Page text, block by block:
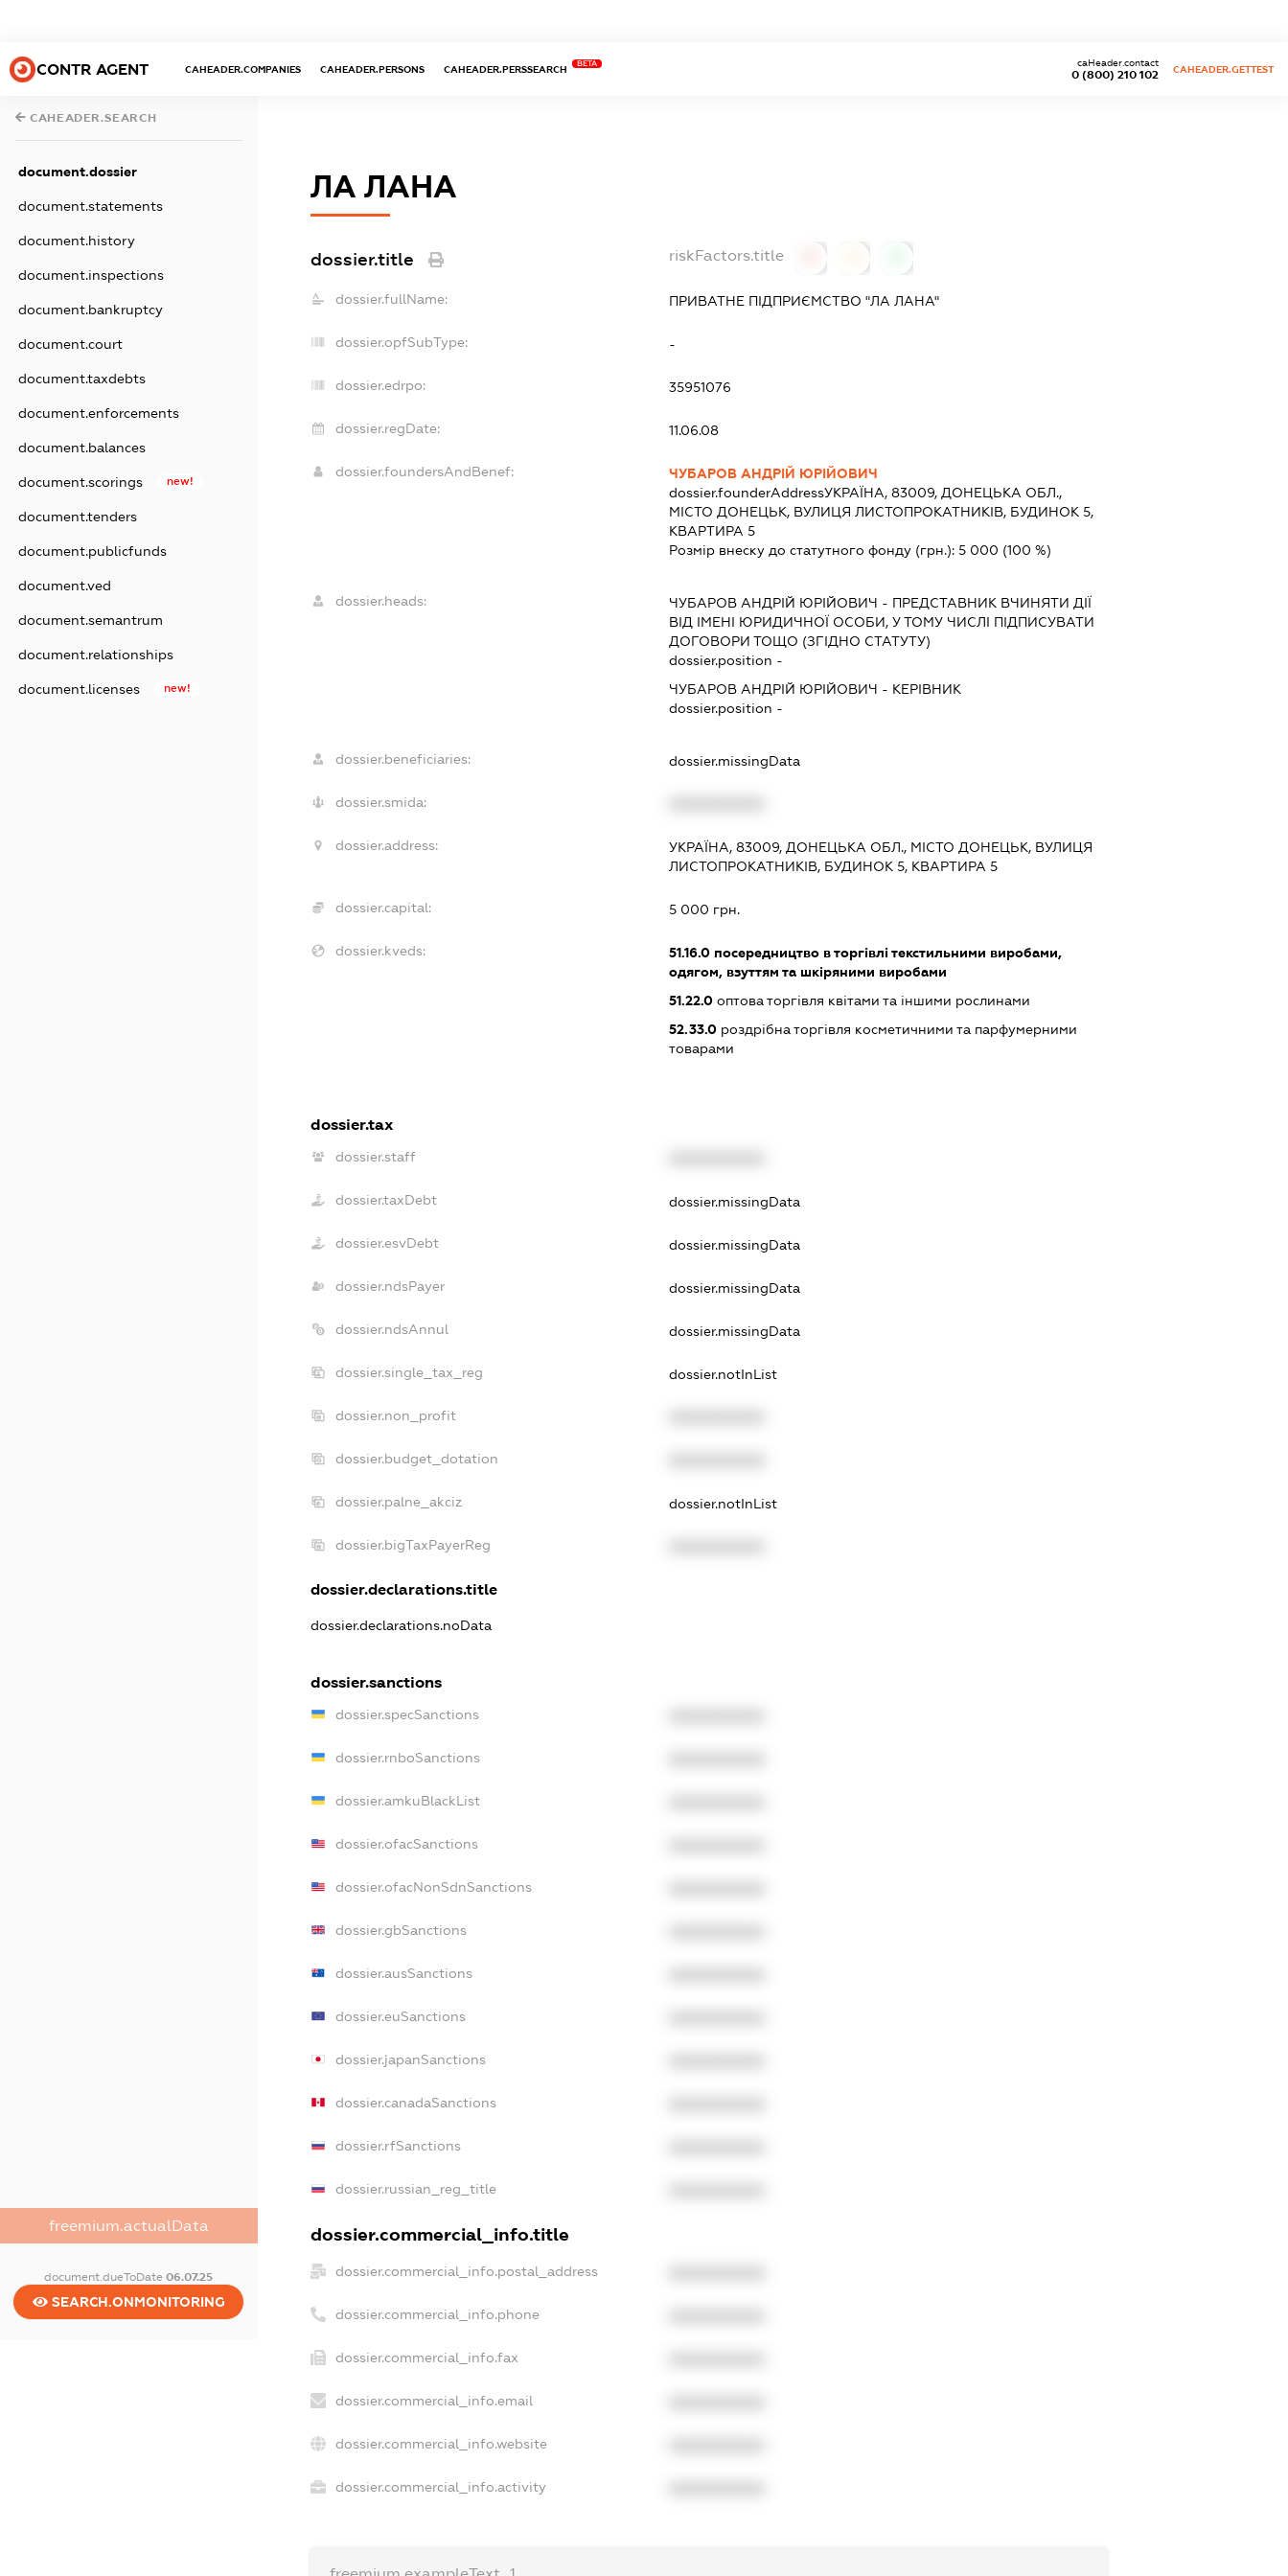
CONTR AGENT CAHEADER.COMPANIES CAHEADER.PERSONS CAHEADER.PERSSEARCH
BETA
0 (800) 210 102
caHeader.contact
CAHEADER.GETTEST
CAHEADER.SEARCH
document.dossier
document.statements
document.history
document.inspections
document.bankruptcy
document.court
document.taxdebts
document.enforcements
document.balances
document.scorings new!
document.tenders
document.publicfunds
document.ved
document.semantrum
document.relationships
document.licenses new!
freemium.actualData
document.dueToDate06.07.25
SEARCH.ONMONITORING
ЛА ЛАНА
dossier.title riskFactors.title
dossier.fullName: ПРИВАТНЕ ПІДПРИЄМСТВО "ЛА ЛАНА"
dossier.opfSubType: -
dossier.edrpo: 35951076
dossier.regDate: 11.06.08
dossier.foundersAndBenef:
ЧУБАРОВ АНДРІЙ ЮРІЙОВИЧ
dossier.founderAddressУКРАЇНА, 83009, ДОНЕЦЬКА ОБЛ.,
МІСТО ДОНЕЦЬК, ВУЛИЦЯ ЛИСТОПРОКАТНИКІВ, БУДИНОК 5,
КВАРТИРА 5
Розмір внеску до статутного фонду (грн.): 5 000 (100 %)
dossier.heads: ЧУБАРОВ АНДРІЙ ЮРІЙОВИЧ - ПРЕДСТАВНИК ВЧИНЯТИ ДІЇ
ВІД ІМЕНІ ЮРИДИЧНОЇ ОСОБИ, У ТОМУ ЧИСЛІ ПІДПИСУВАТИ
ДОГОВОРИ ТОЩО (ЗГІДНО СТАТУТУ)
dossier.position -
ЧУБАРОВ АНДРІЙ ЮРІЙОВИЧ - КЕРІВНИК
dossier.position -
dossier.beneficiaries: dossier.missingData
dossier.smida:
dossier.address:
УКРАЇНА, 83009, ДОНЕЦЬКА ОБЛ., МІСТО ДОНЕЦЬК, ВУЛИЦЯ
ЛИСТОПРОКАТНИКІВ, БУДИНОК 5, КВАРТИРА 5
dossier.capital: 5 000 грн.
dossier.kveds: 51.16.0посередництво в торгівлі текстильними виробами,
одягом, взуттям та шкіряними виробами
51.22.0оптова торгівля квітами та іншими рослинами
52.33.0роздрібна торгівля косметичними та парфумерними
товарами
dossier.tax
dossier.staff
dossier.taxDebt dossier.missingData
dossier.esvDebt dossier.missingData
dossier.ndsPayer dossier.missingData
dossier.ndsAnnul dossier.missingData
dossier.single_tax_reg dossier.notInList
dossier.non_profit
dossier.budget_dotation
dossier.palne_akciz dossier.notInList
dossier.bigTaxPayerReg
dossier.declarations.title
dossier.declarations.noData
dossier.sanctions
dossier.specSanctions
dossier.rnboSanctions
dossier.amkuBlackList
dossier.ofacSanctions
dossier.ofacNonSdnSanctions
dossier.gbSanctions
dossier.ausSanctions
dossier.euSanctions
dossier.japanSanctions
dossier.canadaSanctions
dossier.rfSanctions
dossier.russian_reg_title
dossier.commercial_info.title
dossier.commercial_info.postal_address
dossier.commercial_info.phone
dossier.commercial_info.fax
dossier.commercial_info.email
dossier.commercial_info.website
dossier.commercial_info.activity